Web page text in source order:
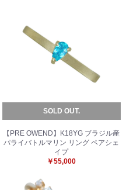
SOLD OUT.
【PRE OWEND】K18YG ブラジル産
パライバトルマリン リング ペアシェ
イプ
￥55,000